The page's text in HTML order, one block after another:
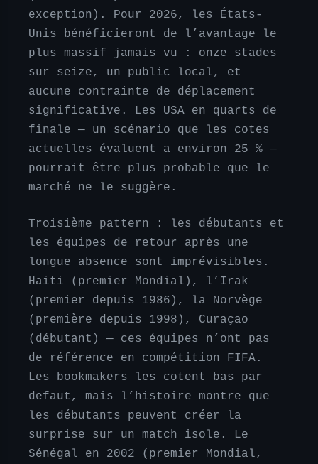
exception). Pour 2026, les États-
Unis bénéficieront de l’avantage le
plus massif jamais vu : onze stades
sur seize, un public local, et
aucune contrainte de déplacement
significative. Les USA en quarts de
finale — un scénario que les cotes
actuelles évaluent a environ 25 % —
pourrait être plus probable que le
marché ne le suggère.
Troisième pattern : les débutants et
les équipes de retour après une
longue absence sont imprévisibles.
Haiti (premier Mondial), l’Irak
(premier depuis 1986), la Norvège
(première depuis 1998), Curaçao
(débutant) — ces équipes n’ont pas
de référence en compétition FIFA.
Les bookmakers les cotent bas par
defaut, mais l’histoire montre que
les débutants peuvent créer la
surprise sur un match isole. Le
Sénégal en 2002 (premier Mondial,